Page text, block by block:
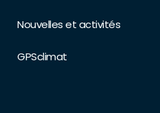
Nouvelles et activités
GPSclimat